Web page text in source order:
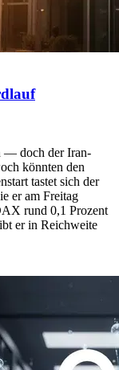
— doch der Iran-
könnten den
tastet sich der
er am Freitag
rund 0,1 Prozent
er in Reichweite